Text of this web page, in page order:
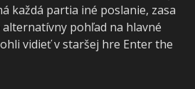
každá partia iné poslanie, zasa
alternatívny pohľad na hlavné
vidieť v staršej hre Enter the